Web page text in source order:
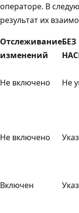
операторе. В
результат их
Отслеживание
изменений
БЕЗ
Не включено Не
Не включено
Включен